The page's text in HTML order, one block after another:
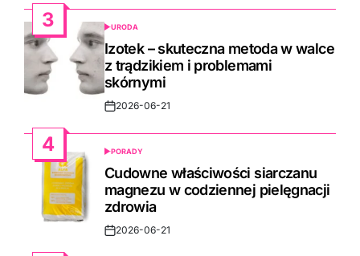
3
POSTED
IN
URODA
Izotek – skuteczna metoda w walce
z trądzikiem i problemami
skórnymi
Post2026-06-21
4
POSTED
IN
PORADY
Cudowne właściwości siarczanu
magnezu w codziennej pielęgnacji
zdrowia
Post2026-06-21